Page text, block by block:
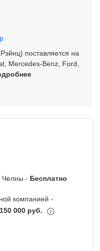
поставляется на
Mercedes-Benz, Ford,
Челны - Бесплатно
компанией -
000 руб.